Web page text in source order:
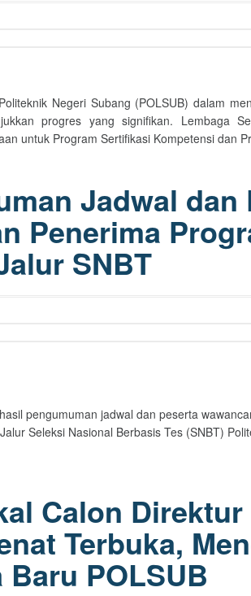
Negeri Subang (POLSUB) dalam
progres yang signifikan. Lembaga
untuk Program Sertifikasi Kompetensi dan
Jadwal dan
Penerima
SNBT
pengumuman jadwal dan peserta
Seleksi Nasional Berbasis Tes (SNBT)
Calon
Terbuka,
POLSUB